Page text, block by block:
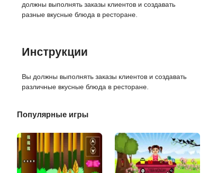
должны выполнять заказы клиентов и создавать
разные вкусные блюда в ресторане.
Инструкции
Вы должны выполнять заказы клиентов и создавать
различные вкусные блюда в ресторане.
Популярные игры